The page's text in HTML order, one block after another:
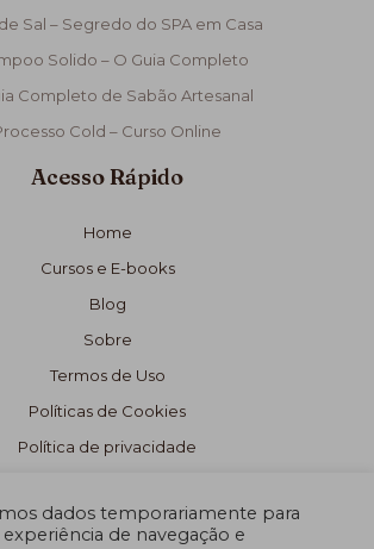
Sal – Segredo do SPA em Casa
Solido – O Guia Completo
Completo de Sabão Artesanal
Cold – Curso Online
Acesso Rápido
Home
Cursos e E-books
Blog
Sobre
Termos de Uso
Políticas de Cookies
Política de privacidade
dados temporariamente para
de navegação e